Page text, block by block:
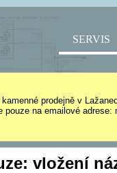
SERVIS
prodejně v
pouze na emailové
vložení